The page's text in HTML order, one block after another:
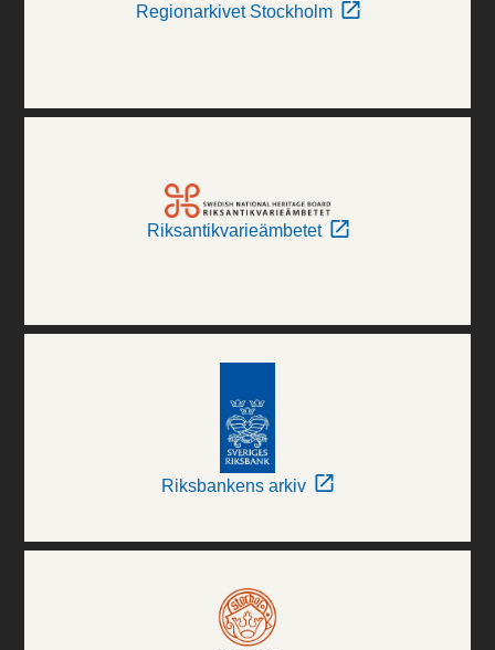
Regionarkivet Stockholm
Riksantikvarieämbetet
Riksbankens arkiv